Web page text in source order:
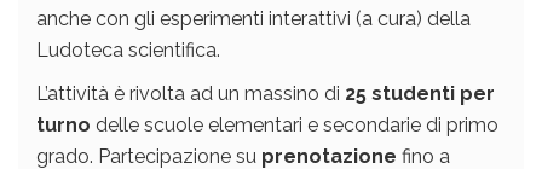
anche con gli esperimenti interattivi (a cura) della
Ludoteca scientifica.
L’attività è rivolta ad un massino di 25 studenti per
turno delle scuole elementari e secondarie di primo
grado. Partecipazione su prenotazione fino a